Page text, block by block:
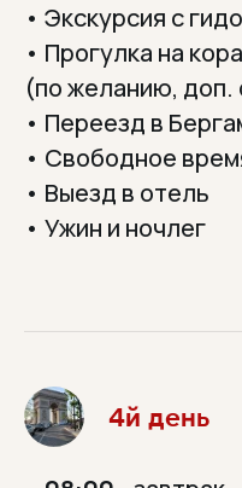
• Экскурсия с
• Прогулка на
(по желанию, доп.
• Переезд в
• Свободное
• Выезд в отель
• Ужин и ночлег
4й день